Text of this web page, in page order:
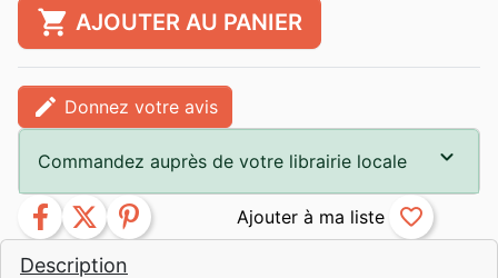
Description
shopping_cart AJOUTER AU PANIER
edit Donnez votre avis
Commandez auprès de votre librairie locale
facebook twitter pinterest favorite_border